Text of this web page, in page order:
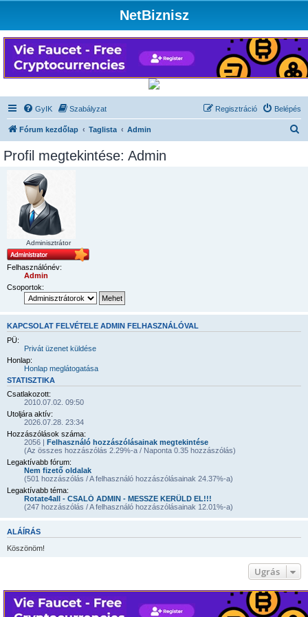
NetBiznisz
GyIK Szabályzat Belépés
Regisztráció
Fórum kezdőlap Taglista Admin
Profil megtekintése: Admin
Adminisztrátor
Felhasználónév:
Admin
Csoportok:
KAPCSOLAT FELVÉTELE ADMIN FELHASZNÁLÓVAL
PÜ:
Privát üzenet küldése
Honlap:
Honlap meglátogatása
STATISZTIKA
Csatlakozott:
2010.07.02. 09:50
Utoljára aktív:
2026.07.28. 23:34
Hozzászólások száma:
2056 | Felhasználó hozzászólásainak megtekintése
(Az összes hozzászólás 2.29%-a / Naponta 0.35 hozzászólás)
Legaktívabb fórum:
Nem fizető oldalak
(501 hozzászólás / A felhasználó hozzászólásainak 24.37%-a)
Legaktívabb téma:
Rotate4all - CSALÓ ADMIN - MESSZE KERÜLD EL!!!
(247 hozzászólás / A felhasználó hozzászólásainak 12.01%-a)
ALÁÍRÁS
Köszönöm!
Ugrás